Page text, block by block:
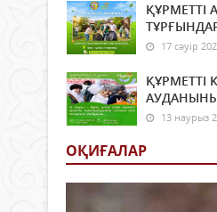
ҚҰРМЕТТІ
17 сәуір
13 наурыз
ОҚИҒАЛАР